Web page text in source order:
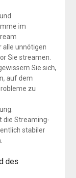
im
alle unnötigen
Sie streamen.
Sie sich,
auf dem
zu
die Streaming-
stabiler
des